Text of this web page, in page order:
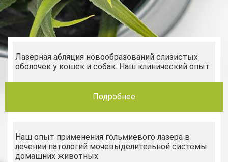
Лазерная абляция новообразований слизистых
оболочек у кошек и собак. Наш клинический опыт
Подробнее
Наш опыт применения гольмиевого лазера в
лечении патологий мочевыделительной системы
домашних животных